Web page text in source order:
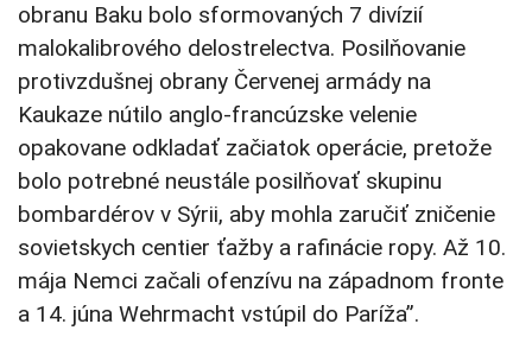
obranu Baku bolo sformovaných 7 divízií
malokalibrového delostrelectva. Posilňovanie
protivzdušnej obrany Červenej armády na
Kaukaze nútilo anglo-francúzske velenie
opakovane odkladať začiatok operácie, pretože
bolo potrebné neustále posilňovať skupinu
bombardérov v Sýrii, aby mohla zaručiť zničenie
sovietskych centier ťažby a rafinácie ropy. Až 10.
mája Nemci začali ofenzívu na západnom fronte
a 14. júna Wehrmacht vstúpil do Paríža”.